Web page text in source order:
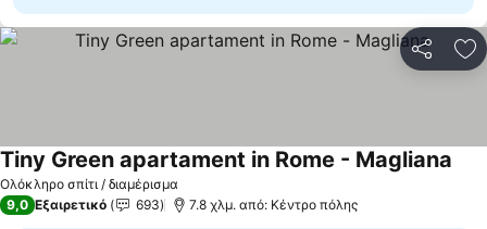
Ολόκληρο σπίτι / διαμέρισμα
Tiny Green apartament in Rome - Magliana
9,0 Εξαιρετικό 693 7.8 χλμ. από: Κέντρο πόλης